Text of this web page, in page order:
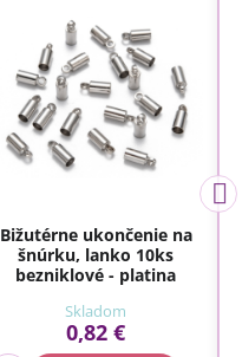
Bižutérne ukončenie na
šnúrku, lanko 10ks
bezniklové - platina
Skladom
0,82 €